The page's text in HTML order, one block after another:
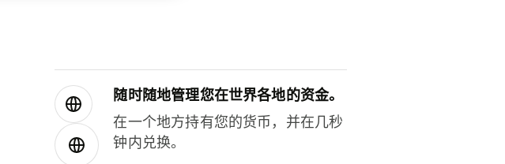
随时随地管理您在世界各地的资金。
在一个地方持有您的货币，并在几秒
钟内兑换。